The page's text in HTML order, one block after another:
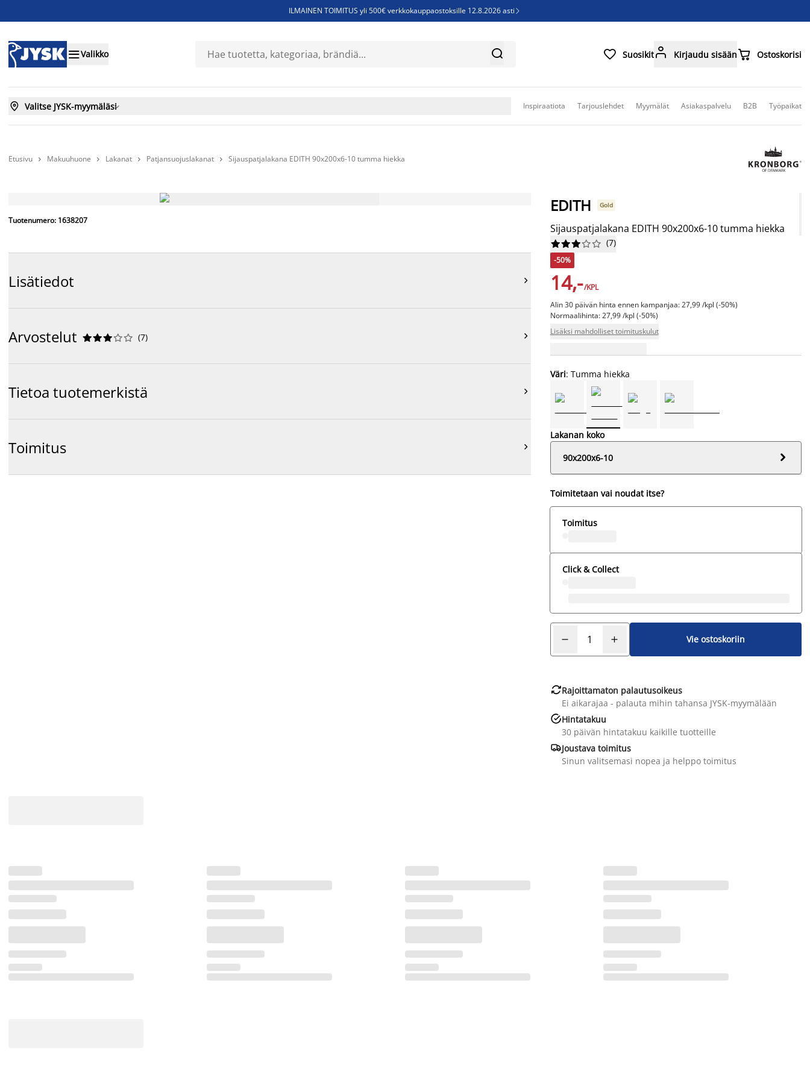
ILMAINEN TOIMITUS yli 500€ verkkokauppaostoksille 12.8.2026 asti 
Sijauspatjoja - Säästä jopa 60%
Valikko   Suosikit Kirjaudu sisään Ostoskorisi
 Valitse JYSK-myymäläsi Inspiraatiota Tarjouslehdet Myymälät Asiakaspalvelu B2B Työpaikat
Etusivu  Makuuhuone  Lakanat  Patjansuojuslakanat  Sijauspatjalakana EDITH 90x200x6-10 tumma hiekka
Tuotenumero: 1638207
Lisätiedot 
Arvostelut 




 (7) 
Tietoa tuotemerkistä 
Toimitus 
EDITH Gold
Sijauspatjalakana EDITH 90x200x6-10 tumma hiekka





 (7)
-50%
14,-/KPL
Alin 30 päivän hinta ennen kampanjaa: 27,99 /kpl (-50%)
Normaalihinta: 27,99 /kpl (-50%)
Lisäksi mahdolliset toimituskulut
Väri: Tumma hiekka
Lakanan koko
90x200x6-10

Toimitetaan vai noudat itse?
Toimitus
Click & Collect
Vie ostoskoriin
Rajoittamaton palautusoikeus
Ei aikarajaa - palauta mihin tahansa JYSK-myymälään
Hintatakuu
30 päivän hintatakuu kaikille tuotteille
Joustava toimitus
Sinun valitsemasi nopea ja helppo toimitus